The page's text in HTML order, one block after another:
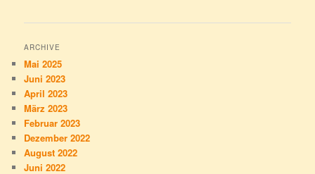
ARCHIVE
Mai 2025
Juni 2023
April 2023
März 2023
Februar 2023
Dezember 2022
August 2022
Juni 2022